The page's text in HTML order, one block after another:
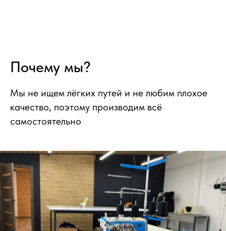
Почему мы?
Мы не ищем лёгких путей и не любим плохое
качество, поэтому производим всё
самостоятельно